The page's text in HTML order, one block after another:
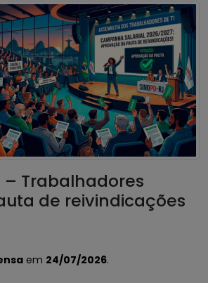
– Trabalhadores
de reivindicações
em 24/07/2026.